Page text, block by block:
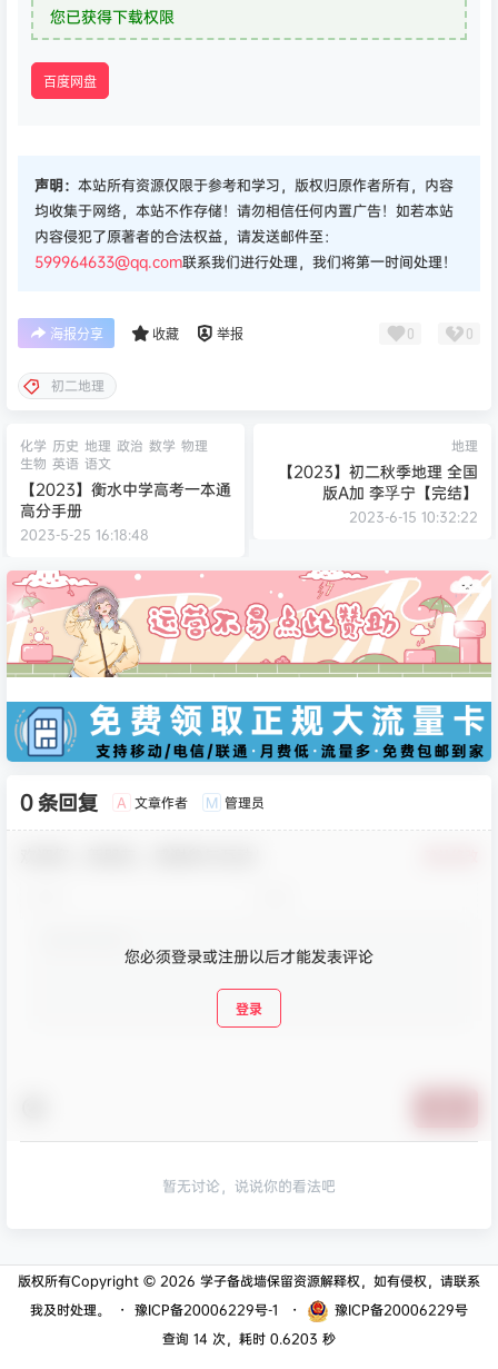
您已获得下载权限
百度网盘
声明： 本站所有资源仅限于参考和学习，版权归原作者所有，内容
均收集于网络，本站不作存储！请勿相信任何内置广告！如若本站
内容侵犯了原著者的合法权益，请发送邮件至：
599964633@qq.com联系我们进行处理，我们将第一时间处理！
海报分享 收藏 举报 0 0
初二地理
化学 历史 地理 政治 数学 物理
生物 英语 语文
【2023】衡水中学高考一本通
高分手册
2023-5-25 16:18:48
地理
【2023】初二秋季地理 全国
版A加 李孚宁【完结】
2023-6-15 10:32:22
0 条回复 A 文章作者 M 管理员
您必须登录或注册以后才能发表评论
登录
暂无讨论，说说你的看法吧
版权所有Copyright © 2026 学子备战墙保留资源解释权，如有侵权，请联系
我及时处理。
・ 豫ICP备20006229号-1 ・
豫ICP备20006229号
查询 14 次，耗时 0.6203 秒